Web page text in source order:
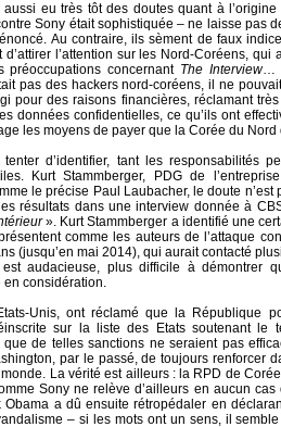
aussi eu très tôt des doutes quant à l’origine
Sony était sophistiquée – ne laisse pas
Au contraire, ils sèment de faux
l’attention sur les Nord-Coréens,
préoccupations concernant The Interview…
pas des hackers nord-coréens, il ne
pour des raisons financières, réclamant
données confidentielles, ce qu’ils ont
les moyens de payer que la Corée du
d’identifier, tant les responsabilités
Kurt Stammberger, PDG de
le précise Paul Laubacher, le doute n’est
résultats dans une interview donnée à
». Kurt Stammberger a identifié une
comme les auteurs de l’attaque
(jusqu’en mai 2014), qui aurait contacté
est audacieuse, plus difficile à démontrer
en considération.
Unis, ont réclamé que la République
sur la liste des Etats soutenant le
de telles sanctions ne seraient pas
par le passé, de toujours renforcer
La vérité est ailleurs : la RPD de
Sony ne relève d’ailleurs en aucun
a dû ensuite rétropédaler en
– si les mots ont un sens, il